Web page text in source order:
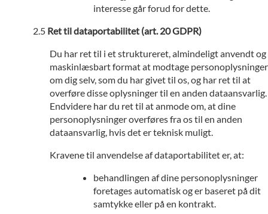
interesse går forud for dette.
Ret til dataportabilitet (art. 20 GDPR)
Du har ret til i et struktureret, almindeligt anvendt og
maskinlæsbart format at modtage personoplysninger
om dig selv, som du har givet til os, og har ret til at
overføre disse oplysninger til en anden dataansvarlig.
Endvidere har du ret til at anmode om, at dine
personoplysninger overføres fra os til en anden
dataansvarlig, hvis det er teknisk muligt.
Kravene til anvendelse af dataportabilitet er, at:
behandlingen af dine personoplysninger
foretages automatisk og er baseret på dit
samtykke eller på en kontrakt.